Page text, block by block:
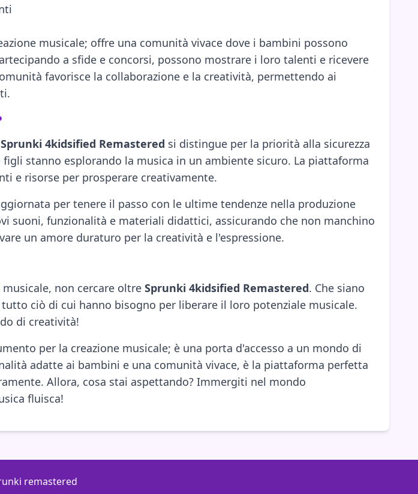
musicale; offre una comunità vivace dove i bambini possono
a sfide e concorsi, possono mostrare i loro talenti e ricevere
favorisce la collaborazione e la creatività, permettendo ai
Sprunki 4kidsified Remastered si distingue per la priorità alla sicurezza
stanno esplorando la musica in un ambiente sicuro. La piattaforma
e risorse per prosperare creativamente.
per tenere il passo con le ultime tendenze nella produzione
suoni, funzionalità e materiali didattici, assicurando che non manchino
un amore duraturo per la creatività e l'espressione.
non cercare oltre Sprunki 4kidsified Remastered. Che siano
ciò di cui hanno bisogno per liberare il loro potenziale musicale.
di creatività!
per la creazione musicale; è una porta d'accesso a un mondo di
adatte ai bambini e una comunità vivace, è la piattaforma perfetta
Allora, cosa stai aspettando? Immergiti nel mondo
fluisca!
remastered